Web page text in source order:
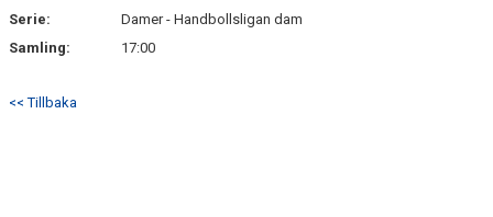
Serie:
Damer - Handbollsligan dam
Samling:
17:00
<< Tillbaka